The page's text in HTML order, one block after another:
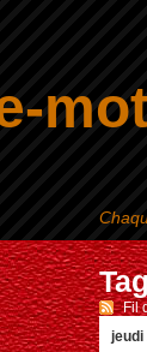
Fil
jeudi